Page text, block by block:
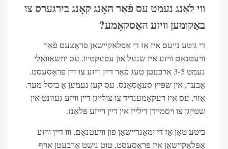
ווי לאַנג נעמט עס פֿאַר האָנג קאָנג בירגערס צו
באַקומען וויזע האַסקאָמע?
די גוטע נייַעס איז אַז די אַפּלאַקיישאַן פּראָצעס פֿאַר
וויעטנאַם וויזע איז שנעל און עפעקטיוו. עס יוזשאַוואַלי
נעמט 3-5 ארבעטן טעג פֿאַר דיין וויזע צו זיין פּראַסעסט.
אָבער, אין שפּיץ סעאַסאָנס, עס קען נעמען אַ ביסל מער.
אַזוי, עס איז רעקאַמענדיד צו צולייגן דיין וויזע געזונט אין
שטייַגן צו ויסמיידן דילייז אין דיין רייזע פּלאַנז.
ביטע טאָן אַז די ימאַגריישאַן פון וויעטנאַם, ווו דיין וויזע
אַפּלאַקיישאַן איז פּראַסעסט, טוט נישט אַרבעטן אויף